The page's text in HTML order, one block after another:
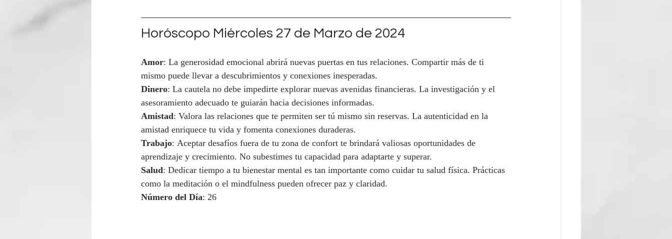
Horóscopo Miércoles 27 de Marzo de 2024
Amor: La generosidad emocional abrirá nuevas puertas en tus relaciones. Compartir más de ti
mismo puede llevar a descubrimientos y conexiones inesperadas.
Dinero: La cautela no debe impedirte explorar nuevas avenidas financieras. La investigación y el
asesoramiento adecuado te guiarán hacia decisiones informadas.
Amistad: Valora las relaciones que te permiten ser tú mismo sin reservas. La autenticidad en la
amistad enriquece tu vida y fomenta conexiones duraderas.
Trabajo: Aceptar desafíos fuera de tu zona de confort te brindará valiosas oportunidades de
aprendizaje y crecimiento. No subestimes tu capacidad para adaptarte y superar.
Salud: Dedicar tiempo a tu bienestar mental es tan importante como cuidar tu salud física. Prácticas
como la meditación o el mindfulness pueden ofrecer paz y claridad.
Número del Día: 26